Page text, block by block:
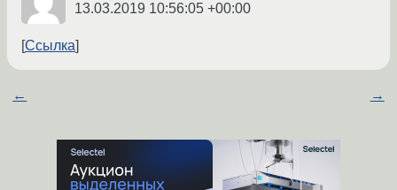
13.03.2019 10:56:05 +00:00
Ссылка
← →